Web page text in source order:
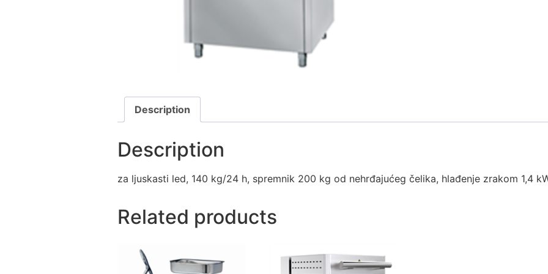
Description
Description
za ljuskasti led, 140 kg/24 h, spremnik 200 kg od nehrđajućeg čelika, hlađenje zrakom 1,4
Related products